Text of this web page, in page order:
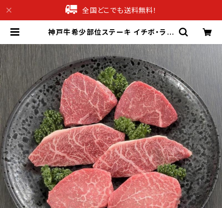
全国どこでも送料無料！
神戸牛希少部位ステーキ イチボ・ラン
箱】【送料無料】【ギフト プレゼント 贈
り物 贈答品 誕生日 お祝い 内祝い 結
婚祝い 出産祝い 快気祝い 景品】【父
の日 お中元】 | 産直グルメギフト専門
店ギフチョク